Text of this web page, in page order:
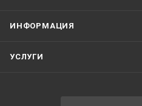
ИНФОРМАЦИЯ
УСЛУГИ